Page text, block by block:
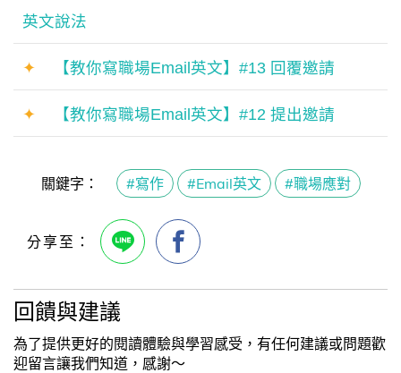
英文說法
✦ 【教你寫職場Email英文】#13 回覆邀請
✦ 【教你寫職場Email英文】#12 提出邀請
關鍵字： #寫作 #Email英文 #職場應對
回饋與建議
為了提供更好的閱讀體驗與學習感受，有任何建議或問題歡
迎留言讓我們知道，感謝～